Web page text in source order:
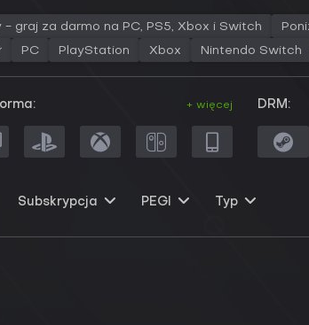
- graj za darmo na PC, PS5, Xbox i Switch
PC PlayStation Xbox Nintendo Switch
+ więcej DRM:
Subskrypcja PEGI Typ